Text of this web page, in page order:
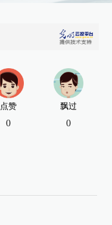
点赞
0
飘过
0